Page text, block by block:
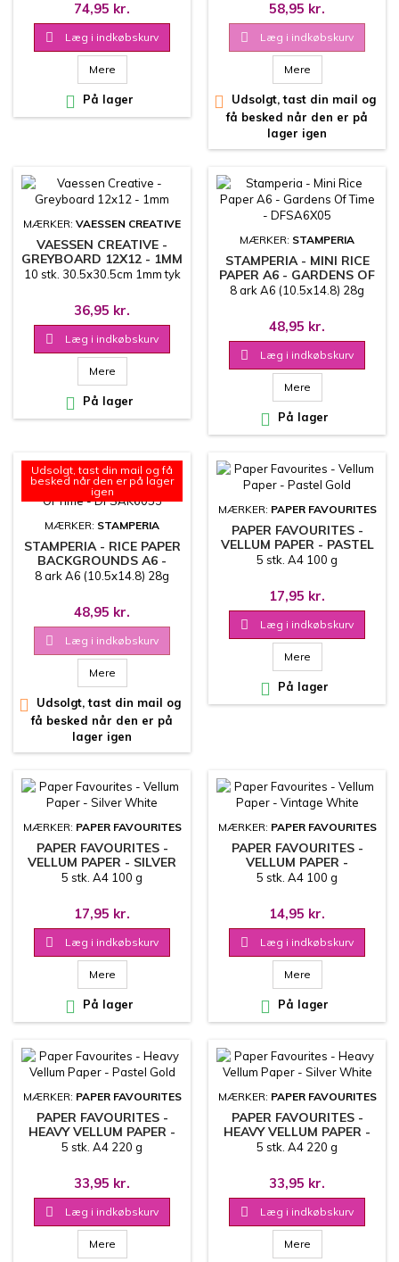
74,95 kr.
 Læg i indkøbskurv
Mere
 På lager
58,95 kr.
 Læg i indkøbskurv
Mere

Udsolgt, tast din mail og
få besked når den er på
lager igen
MÆRKER: VAESSEN CREATIVE
VAESSEN CREATIVE -
GREYBOARD 12X12 - 1MM
10 stk. 30.5x30.5cm 1mm tyk
36,95 kr.
 Læg i indkøbskurv
Mere
 På lager
MÆRKER: STAMPERIA
STAMPERIA - MINI RICE
PAPER A6 - GARDENS OF
TIME - DFSA6X05
8 ark A6 (10.5x14.8) 28g
48,95 kr.
 Læg i indkøbskurv
Mere
 På lager
Udsolgt, tast din mail og få
besked når den er på lager
igen
MÆRKER: STAMPERIA
STAMPERIA - RICE PAPER
BACKGROUNDS A6 -
GARDENS OF TIME -
8 ark A6 (10.5x14.8) 28g
48,95 kr.
 Læg i indkøbskurv
Mere

Udsolgt, tast din mail og
få besked når den er på
lager igen
MÆRKER: PAPER FAVOURITES
PAPER FAVOURITES -
VELLUM PAPER - PASTEL
GOLD
5 stk. A4 100 g
17,95 kr.
 Læg i indkøbskurv
Mere
 På lager
MÆRKER: PAPER FAVOURITES
PAPER FAVOURITES -
VELLUM PAPER - SILVER
WHITE
5 stk. A4 100 g
17,95 kr.
 Læg i indkøbskurv
Mere
 På lager
MÆRKER: PAPER FAVOURITES
PAPER FAVOURITES -
VELLUM PAPER -
VINTAGE WHITE
5 stk. A4 100 g
14,95 kr.
 Læg i indkøbskurv
Mere
 På lager
MÆRKER: PAPER FAVOURITES
PAPER FAVOURITES -
HEAVY VELLUM PAPER -
PASTEL GOLD
5 stk. A4 220 g
33,95 kr.
 Læg i indkøbskurv
Mere
MÆRKER: PAPER FAVOURITES
PAPER FAVOURITES -
HEAVY VELLUM PAPER -
SILVER WHITE
5 stk. A4 220 g
33,95 kr.
 Læg i indkøbskurv
Mere